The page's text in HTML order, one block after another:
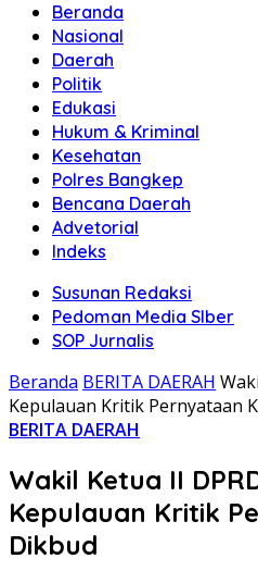
Beranda
Nasional
Daerah
Politik
Edukasi
Hukum & Kriminal
Kesehatan
Polres Bangkep
Bencana Daerah
Advetorial
Indeks
Susunan Redaksi
Pedoman Media SIber
SOP Jurnalis
Beranda BERITA DAERAH
Kepulauan Kritik Pernyataan
BERITA DAERAH
Wakil Ketua II
Kepulauan Kritik
Dikbud